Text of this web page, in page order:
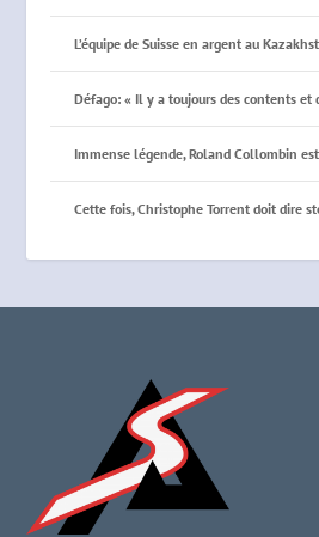
L’équipe de Suisse en argent au
Défago: « Il y a toujours des contents et
Immense légende, Roland Collombin
Cette fois, Christophe Torrent doit dire